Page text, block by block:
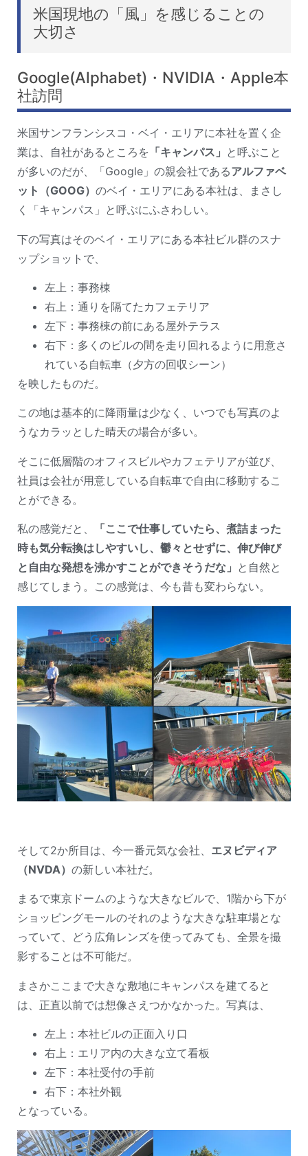
米国現地の「風」を感じることの
大切さ
Google(Alphabet)・NVIDIA・Apple本
社訪問
米国サンフランシスコ・ベイ・エリアに本社を置く企
業は、自社があるところを 「キャンパス」 と呼ぶこと
が多いのだが、「Google」の親会社であるアルファベ
ット（GOOG） のベイ・エリアにある本社は、まさし
く「キャンパス」と呼ぶにふさわしい。
下の写真はそのベイ・エリアにある本社ビル群のスナ
ップショットで、
左上：事務棟
右上：通りを隔てたカフェテリア
左下：事務棟の前にある屋外テラス
右下：多くのビルの間を走り回れるように用意さ
れている自転車（夕方の回収シーン）
を映したものだ。
この地は基本的に降雨量は少なく、いつでも写真のよ
うなカラッとした晴天の場合が多い。
そこに低層階のオフィスビルやカフェテリアが並び、
社員は会社が用意している自転車で自由に移動するこ
とができる。
私の感覚だと、
「ここで仕事していたら、煮詰まった
時も気分転換はしやすいし、鬱々とせずに、伸び伸び
と自由な発想を沸かすことができそうだな」 と自然と
感じてしまう。この感覚は、今も昔も変わらない。
そして2か所目は、今一番元気な会社、 エヌビディア
（NVDA） の新しい本社だ。
まるで東京ドームのような大きなビルで、1階から下が
ショッピングモールのそれのような大きな駐車場とな
っていて、どう広角レンズを使ってみても、全景を撮
影することは不可能だ。
まさかここまで大きな敷地にキャンパスを建てると
は、正直以前では想像さえつかなかった。写真は、
左上：本社ビルの正面入り口
右上：エリア内の大きな立て看板
左下：本社受付の手前
右下：本社外観
となっている。